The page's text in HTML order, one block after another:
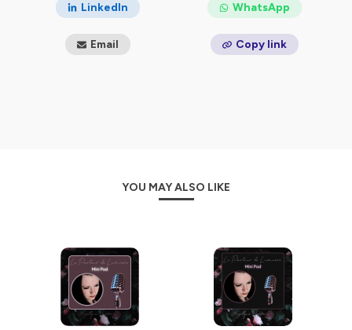
LinkedIn WhatsApp
Email Copy link
YOU MAY ALSO LIKE